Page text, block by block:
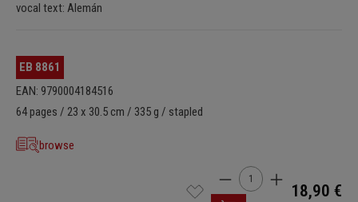
vocal text: Alemán
EB 8861
EAN: 9790004184516
64 pages / 23 x 30.5 cm / 335 g / stapled
browse
Cantidad del producto:
18,90 €